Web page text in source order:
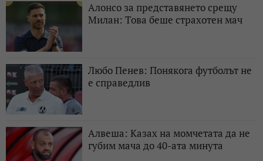
Алонсо за представянето срещу
Милан: Това беше страхотен мач
Любо Пенев: Понякога футболът не
е справедлив
Алвеша: Казах на момчетата да не
губим мача до 40-ата минута